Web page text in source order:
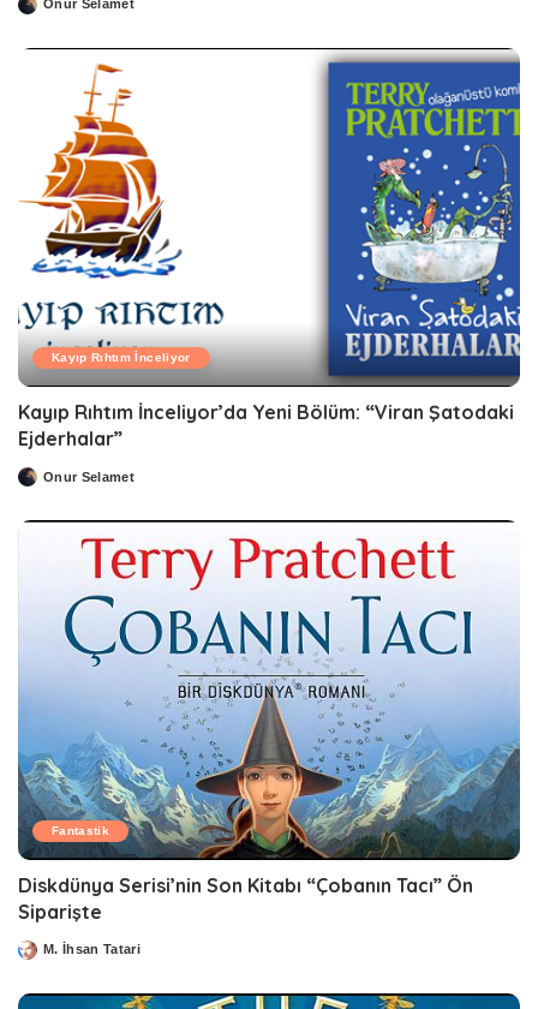
PostedOnur Selamet
Kayıp Rıhtım İnceliyor
Kayıp Rıhtım İnceliyor’da Yeni Bölüm: “Viran Şatodaki
Ejderhalar”
PostedOnur Selamet
Fantastik
Diskdünya Serisi’nin Son Kitabı “Çobanın Tacı” Ön
Siparişte
PostedM. İhsan Tatari